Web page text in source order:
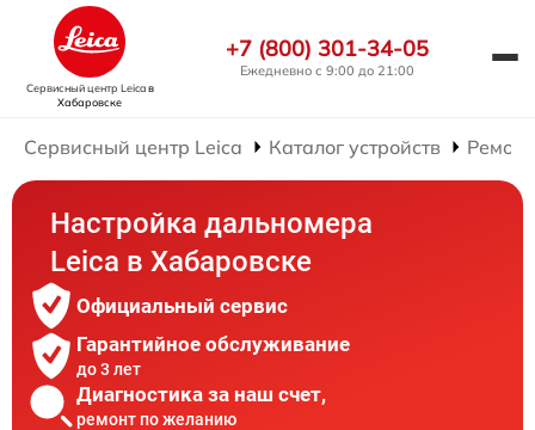
Сервисный центр Leicaв
Хабаровске
+7 (800) 301-34-05
Ежедневно с 9:00 до 21:00
Сервисный центр Leica Каталог устройств
Настройка дальномера
Leica в Хабаровске
Официальный сервис
Гарантийное обслуживание
до 3 лет
Диагностика за наш счет,
ремонт по желанию